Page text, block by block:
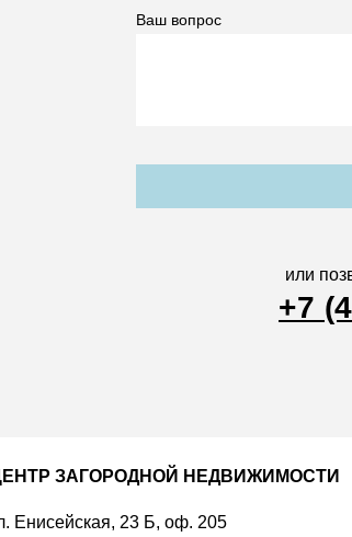
Ваш вопрос
или
+7
ЗАГОРОДНОЙ НЕДВИЖИМОСТИ
Енисейская, 23 Б, оф. 205